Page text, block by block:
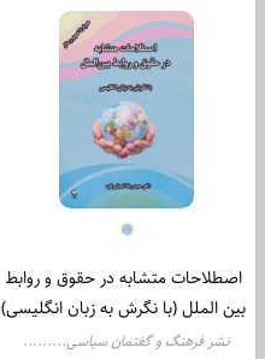
اصطلاحات متشابه در حقوق و روابط
بین الملل (با نگرش به زبان انگلیسی)
نشر فرهنگ و گفتمان سیاسی.........